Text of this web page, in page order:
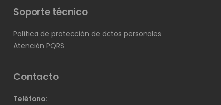
Soporte técnico
Política de protección de datos personales
Atención PQRS
Contacto
Teléfono: